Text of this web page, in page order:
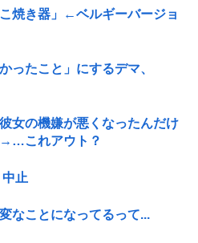
焼き器」←ベルギーバージョ
ったこと」にするデマ、
女の機嫌が悪くなったんだけ
これアウト？
止
なことになってるって...